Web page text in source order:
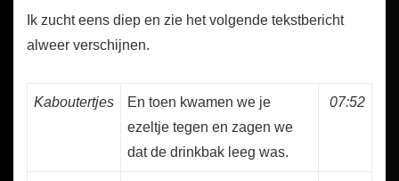
Ik zucht eens diep en zie het volgende tekstbericht
alweer verschijnen.
Kaboutertjes
En toen kwamen we je
ezeltje tegen en zagen we
dat de drinkbak leeg was.
07:52